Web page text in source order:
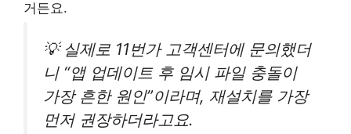
거든요.
💡 실제로 11번가 고객센터에 문의했더
니 “앱 업데이트 후 임시 파일 충돌이
가장 흔한 원인”이라며, 재설치를 가장
먼저 권장하더라고요.